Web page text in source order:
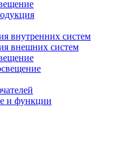
внутренних систем
внешних систем
и функции